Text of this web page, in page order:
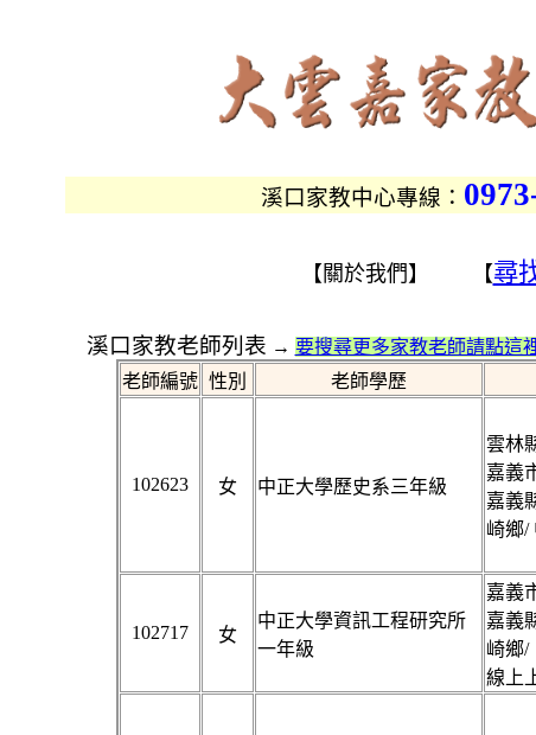
溪口家教中心專線：
【關於我們】 【尋
溪口家教老師列表 → 要搜尋更多家教老師請點這
老師編號 性別 老師學歷
102623 女 中正大學歷史系三年級
雲林
嘉義
嘉義
崎鄉/
102717 女
中正大學資訊工程研究所
一年級
嘉義
嘉義
崎鄉/
線上